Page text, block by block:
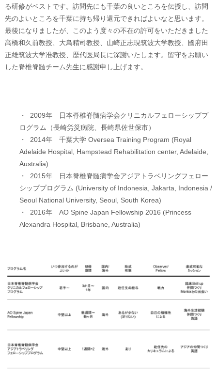
る研修がベストです。訪問先にも千葉の良いところを伝授し、訪問
先のよいところを千葉に持ち帰り還元できればよいなと思います。
最後になりましたが、このよう度々の不在の許可をいただきました
高橋和久前教授、大鳥精司教授、山崎正志現筑波大学教授、國府田
正雄筑波大学准教授、歴代医局長に深謝いたします。留守をお願い
した脊椎脊髄チーム先生に感謝申し上げます。
・ 2009年 日本脊椎脊髄病学会クリニカルフェローシッププ
ログラム（長崎労災病院、長崎県佐世保市）
・ 2014年 千葉大学 Oversea Training Program (Royal
Adelaide Hospital, Hampstead Rehabilitation center, Adelaide,
Australia)
・ 2015年 日本脊椎脊髄病学会アジアトラベリングフェロー
シッププログラム (University of Indonesia, Jakarta, Indonesia /
Seoul National University, Seoul, South Korea)
・ 2016年 AO Spine Japan Fellowship 2016 (Princess
Alexandra Hospital, Brisbane, Australia)